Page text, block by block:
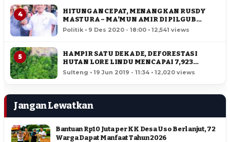
4
HITUNGAN CEPAT, MENANGKAN RUSDY
MASTURA – MA’MUN AMIR DI PILGUB
SULTENG
Politik • 9 Des 2020 - 18:00 • 12,541 views
5
HAMPIR SATU DEKADE, DEFORESTASI
HUTAN LORE LINDU MENCAPAI 7,923
HEKTAR
Sulteng • 19 Jun 2019 - 11:34 • 12,020 views
Jangan Lewatkan
Bantuan Rp10 Juta per KK Desa Uso Berlanjut, 72
Warga Dapat Manfaat Tahun 2026